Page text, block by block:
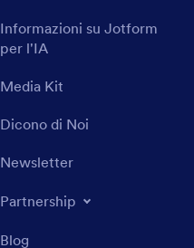
Informazioni su Jotform
per l'IA
Media Kit
Dicono di Noi
Newsletter
Partnership
Blog